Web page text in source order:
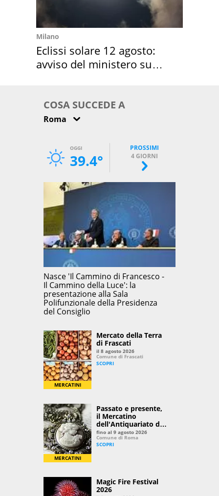
Milano
Eclissi solare 12 agosto:
avviso del ministero su